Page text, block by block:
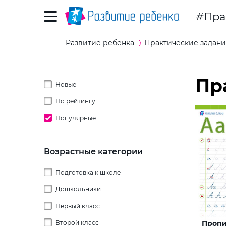
Развитие ребенка Практические
Новые
По рейтингу
Популярные
Возрастные категории
Подготовка к школе
Дошкольники
2 года
3 года
Первый класс
Второй класс